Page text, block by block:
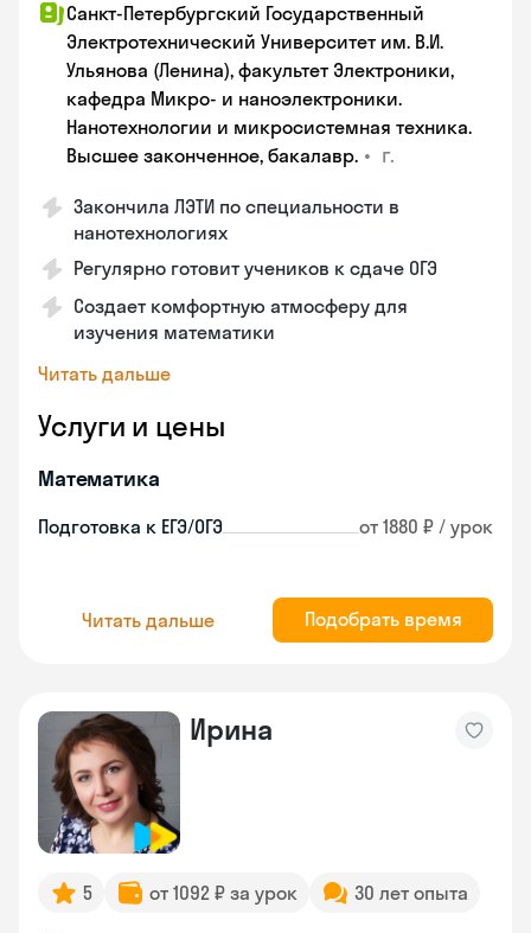
Санкт-Петербургский Государственный
Электротехнический Университет им. В.И.
Ульянова (Ленина), факультет Электроники,
кафедра Микро- и наноэлектроники.
Нанотехнологии и микросистемная техника.
Высшее законченное, бакалавр. • г.
Закончила ЛЭТИ по специальности в
нанотехнологиях
Регулярно готовит учеников к сдаче ОГЭ
Создает комфортную атмосферу для
изучения математики
Читать дальше
Услуги и цены
Математика
Подготовка к ЕГЭ/ОГЭ от 1880 ₽ / урок
Читать дальше Подобрать время
Ирина
5 от 1092 ₽ за урок 30 лет опыта